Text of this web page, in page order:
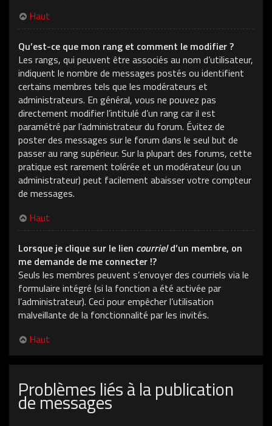
Haut
Qu’est-ce que mon rang et comment le modifier ?
Les rangs, qui peuvent être associés au nom d’utilisateur,
indiquent le nombre de messages postés ou identifient
certains membres tels que les modérateurs et
administrateurs. En général, vous ne pouvez pas
directement modifier l’intitulé d’un rang car il est
paramétré par l’administrateur du forum. Évitez de
poster des messages sur le forum dans le seul but de
passer au rang supérieur. Sur la plupart des forums, cette
pratique est rarement tolérée et un modérateur (ou un
administrateur) peut facilement abaisser votre compteur
de messages.
Haut
Lorsque je clique sur le lien courrield’un membre, on
me demande de me connecter !?
Seuls les membres peuvent s’envoyer des courriels via le
formulaire intégré (si la fonction a été activée par
l’administrateur). Ceci pour empêcher l’utilisation
malveillante de la fonctionnalité par les invités.
Haut
Problèmes liés à la publication
de messages